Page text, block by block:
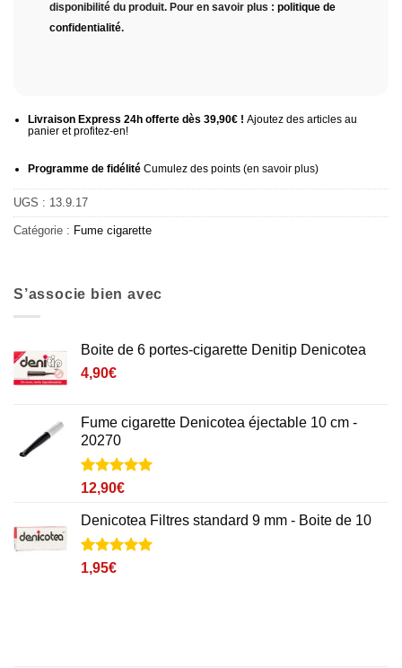
disponibilité du produit. Pour en savoir plus : politique de
confidentialité.
Livraison Express 24h offerte dès 39,90€ ! Ajoutez des articles au
panier et profitez-en!
Programme de fidélitéCumulez des points (en savoir plus)
UGS : 13.9.17
Catégorie : Fume cigarette
S’associe bien avec
Boite de 6 portes-cigarette Denitip Denicotea
4,90€
Fume cigarette Denicotea éjectable 10 cm -
20270
Noté5sur
5 basé sur
1
notation
client
12,90€
Denicotea Filtres standard 9 mm - Boite de 10
Noté5
5 basé sur
1
1,95€